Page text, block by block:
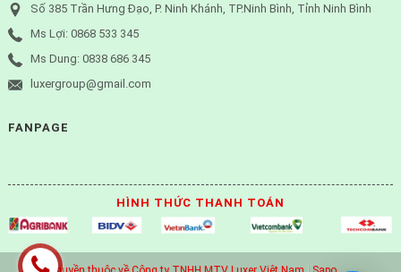
Số 385 Trần Hưng Đạo, P. Ninh Khánh, TP.Ninh Bình, Tỉnh Ninh Bình
Ms Lợi: 0868 533 345
Ms Dung: 0838 686 345
luxergroup@gmail.com
FANPAGE
HÌNH THỨC THANH TOÁN